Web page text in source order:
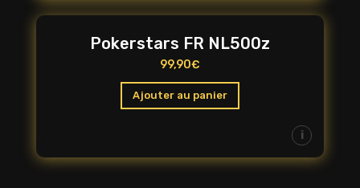
Pokerstars FR NL500z
99,90€
Ajouter au panier
i